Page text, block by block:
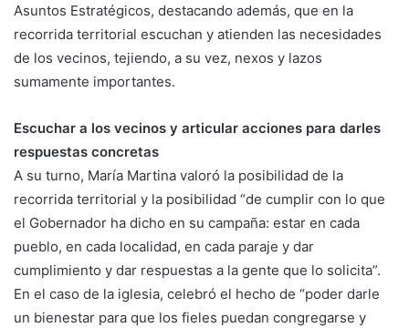
Asuntos Estratégicos, destacando además, que en la
recorrida territorial escuchan y atienden las necesidades
de los vecinos, tejiendo, a su vez, nexos y lazos
sumamente importantes.
Escuchar a los vecinos y articular acciones para darles
respuestas concretas
A su turno, María Martina valoró la posibilidad de la
recorrida territorial y la posibilidad “de cumplir con lo que
el Gobernador ha dicho en su campaña: estar en cada
pueblo, en cada localidad, en cada paraje y dar
cumplimiento y dar respuestas a la gente que lo solicita”.
En el caso de la iglesia, celebró el hecho de “poder darle
un bienestar para que los fieles puedan congregarse y